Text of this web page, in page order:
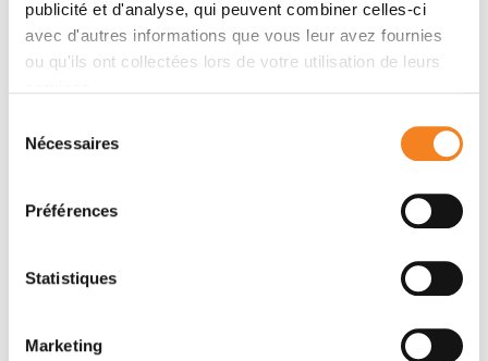
publicité et d'analyse, qui peuvent combiner celles-ci
avec d'autres informations que vous leur avez fournies
ou qu'ils ont collectées lors de votre utilisation de leurs
Nécessaires
Préférences
Statistiques
Marketing
Members
MORILLON